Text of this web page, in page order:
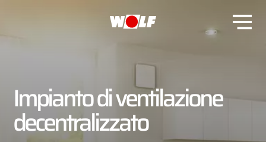
Impianto di ventilazione
decentralizzato